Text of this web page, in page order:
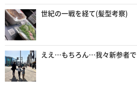
世紀の一戦を経て(髪型考察)
ええ…もちろん…我々新参者で